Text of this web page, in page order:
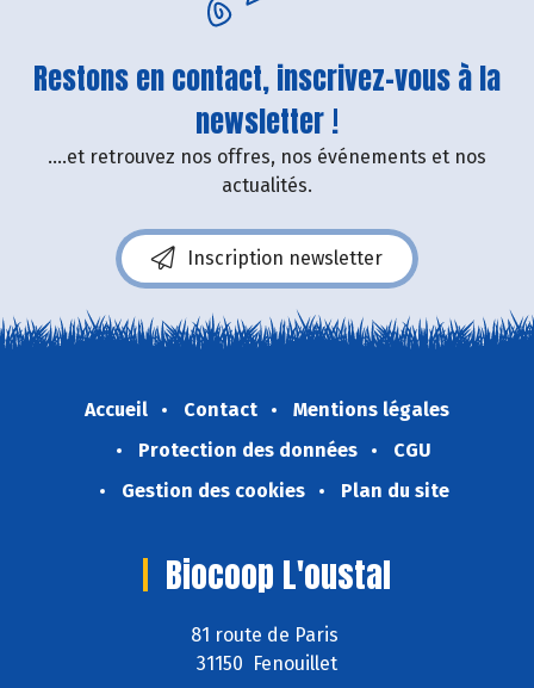
Restons en contact, inscrivez-vous à la
newsletter !
....et retrouvez nos offres, nos événements et nos
actualités.
Inscription newsletter
Accueil Contact
Mentions légales
Protection des données
CGU
Gestion des cookies
Plan du site
Biocoop L'oustal
81 route de Paris
31150 Fenouillet